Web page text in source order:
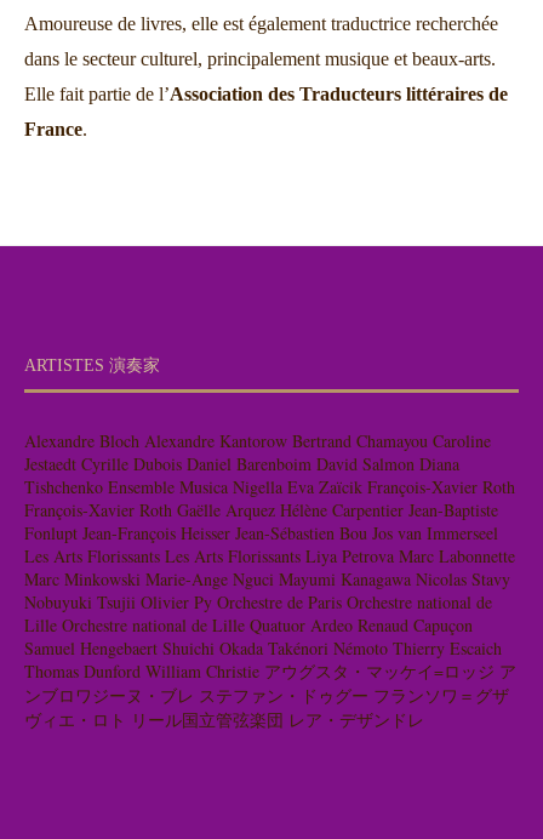
Amoureuse de livres, elle est également traductrice recherchée
dans le secteur culturel, principalement musique et beaux-arts.
Elle fait partie de l’Association des Traducteurs littéraires de
France.
ARTISTES 演奏家
Alexandre Bloch Alexandre Kantorow Bertrand Chamayou Caroline
Jestaedt Cyrille Dubois Daniel Barenboim David Salmon Diana
Tishchenko Ensemble Musica Nigella Eva Zaïcik François-Xavier Roth
François-Xavier Roth Gaëlle Arquez Hélène Carpentier Jean-Baptiste
Fonlupt Jean-François Heisser Jean-Sébastien Bou Jos van Immerseel
Les Arts Florissants Les Arts Florissants Liya Petrova Marc Labonnette
Marc Minkowski Marie-Ange Nguci Mayumi Kanagawa Nicolas Stavy
Nobuyuki Tsujii Olivier Py Orchestre de Paris Orchestre national de
Lille Orchestre national de Lille Quatuor Ardeo Renaud Capuçon
Samuel Hengebaert Shuichi Okada Takénori Némoto Thierry Escaich
Thomas Dunford William Christie アウグスタ・マッケイ=ロッジ ア
ンブロワジーヌ・ブレ ステファン・ドゥグー フランソワ＝グザ
ヴィエ・ロト リール国立管弦楽団 レア・デザンドレ